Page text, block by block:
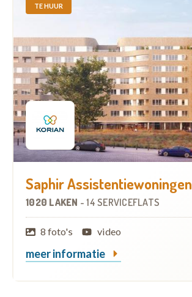
TE HUUR
Saphir Assistentiewoningen
1020 LAKEN -14 SERVICEFLATS
8 foto's video
meer informatie